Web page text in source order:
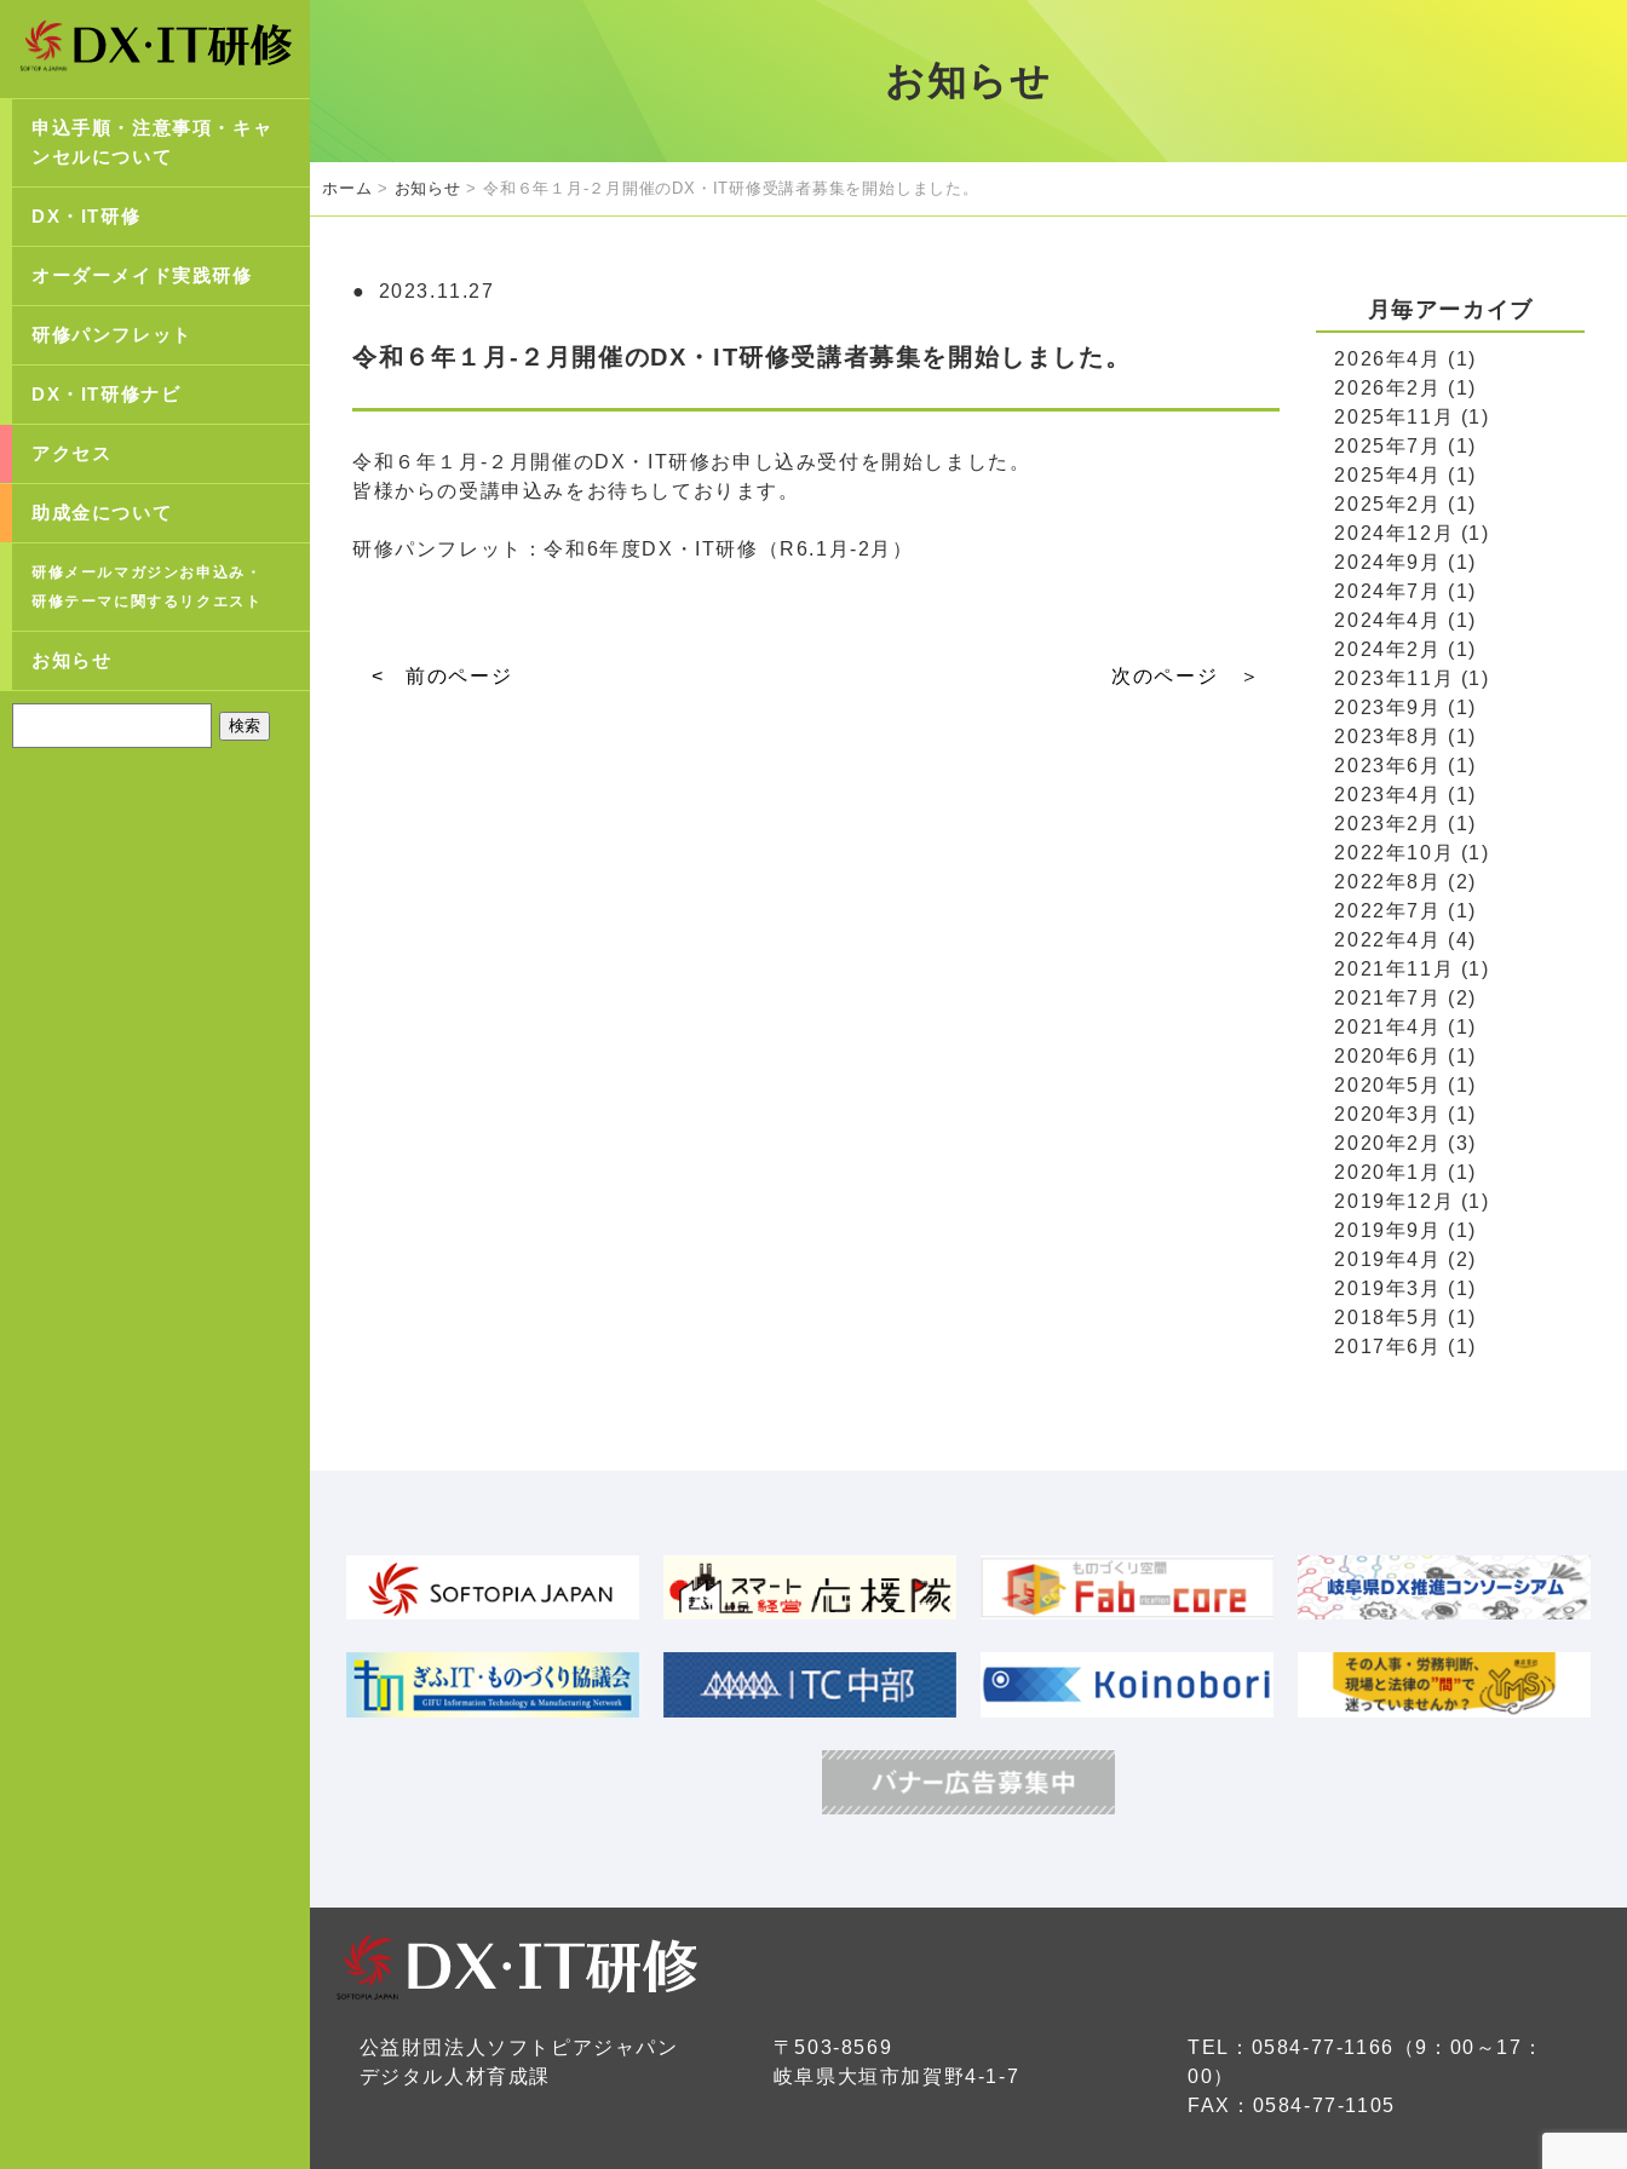
申込手順・注意事項・キャ
ンセルについて
DX・IT研修
オーダーメイド実践研修
研修パンフレット
DX・IT研修ナビ
アクセス
助成金について
研修メールマガジンお申込み・
研修テーマに関するリクエスト
お知らせ
お知らせ
ホーム > お知らせ > 令和６年１月-２月開催のDX・IT研修受講者募集を開始しました。
2023.11.27
令和６年１月-２月開催のDX・IT研修受講者募集を開始しました。
令和６年１月‐２月開催のDX・IT研修お申し込み受付を開始しました。
皆様からの受講申込みをお待ちしております。
研修パンフレット：令和6年度DX・IT研修（R6.1月-2月）
< 前のページ 次のページ ＞
月毎アーカイブ
2026年4月 (1)
2026年2月 (1)
2025年11月 (1)
2025年7月 (1)
2025年4月 (1)
2025年2月 (1)
2024年12月 (1)
2024年9月 (1)
2024年7月 (1)
2024年4月 (1)
2024年2月 (1)
2023年11月 (1)
2023年9月 (1)
2023年8月 (1)
2023年6月 (1)
2023年4月 (1)
2023年2月 (1)
2022年10月 (1)
2022年8月 (2)
2022年7月 (1)
2022年4月 (4)
2021年11月 (1)
2021年7月 (2)
2021年4月 (1)
2020年6月 (1)
2020年5月 (1)
2020年3月 (1)
2020年2月 (3)
2020年1月 (1)
2019年12月 (1)
2019年9月 (1)
2019年4月 (2)
2019年3月 (1)
2018年5月 (1)
2017年6月 (1)
公益財団法人ソフトピアジャパン
デジタル人材育成課
〒503-8569
岐阜県大垣市加賀野4-1-7
TEL：0584-77-1166（9：00～17：
00）
FAX：0584-77-1105